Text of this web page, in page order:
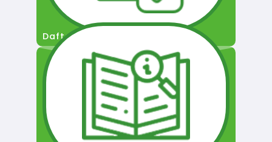
Daftar Pengguna